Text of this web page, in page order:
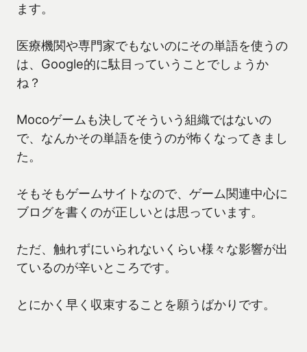
ます。
医療機関や専門家でもないのにその単語を使うの
は、Google的に駄目っていうことでしょうか
ね？
Mocoゲームも決してそういう組織ではないの
で、なんかその単語を使うのが怖くなってきまし
た。
そもそもゲームサイトなので、ゲーム関連中心に
ブログを書くのが正しいとは思っています。
ただ、触れずにいられないくらい様々な影響が出
ているのが辛いところです。
とにかく早く収束することを願うばかりです。